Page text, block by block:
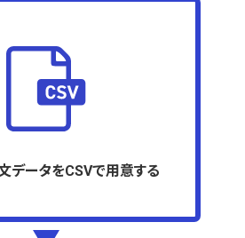
データをCSVで用意する